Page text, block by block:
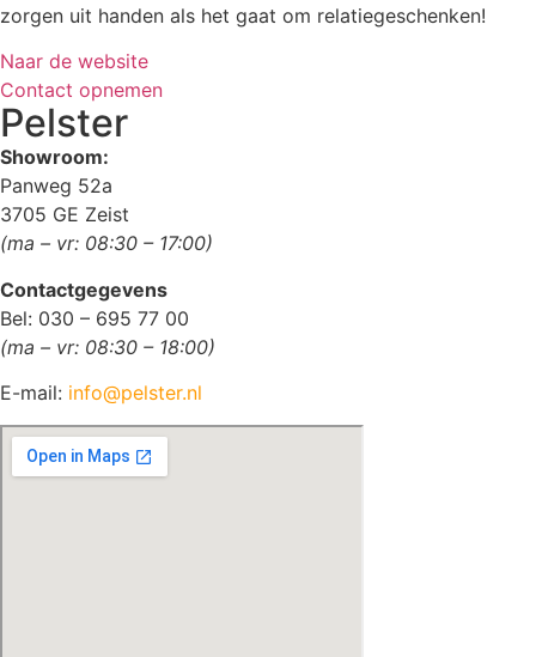
zorgen uit handen als het gaat om relatiegeschenken!
Naar de website
Contact opnemen
Pelster
Showroom:
Panweg 52a
3705 GE Zeist
(ma – vr: 08:30 – 17:00)
Contactgegevens
Bel: 030 – 695 77 00
(ma – vr: 08:30 – 18:00)
E-mail: info@pelster.nl